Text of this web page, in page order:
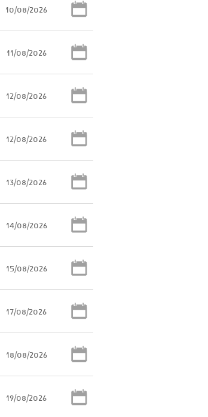
10/08/2026
11/08/2026
12/08/2026
12/08/2026
13/08/2026
14/08/2026
15/08/2026
17/08/2026
18/08/2026
19/08/2026